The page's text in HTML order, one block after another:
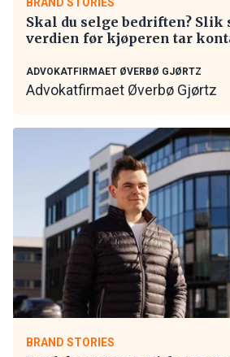
Skal du selge bedriften? Slik
verdien før kjøperen tar
ADVOKATFIRMAET ØVERBØ GJØRTZ
Advokatfirmaet Øverbø Gjørtz
BRAND STORIES